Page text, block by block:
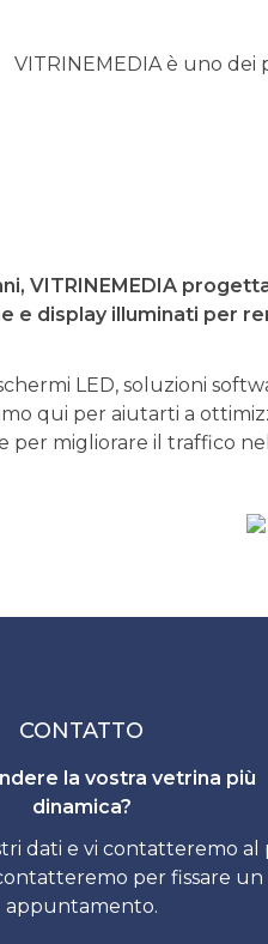
VITRINEMEDIA è uno dei
VITRINEMEDIA
e display illuminati per
LED, soluzioni
qui per aiutarti a
per migliorare il traffico
CONTATTO
la vostra vetrina più
dinamica?
dati e vi contatteremo al
per fissare un
appuntamento.